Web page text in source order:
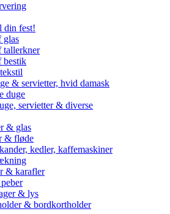
din fest!
glas
tallerkner
bestik
& servietter, hvid damask
duge
servietter & diverse
& glas
& fløde
kedler, kaffemaskiner
& karafler
& lys
& bordkortholder